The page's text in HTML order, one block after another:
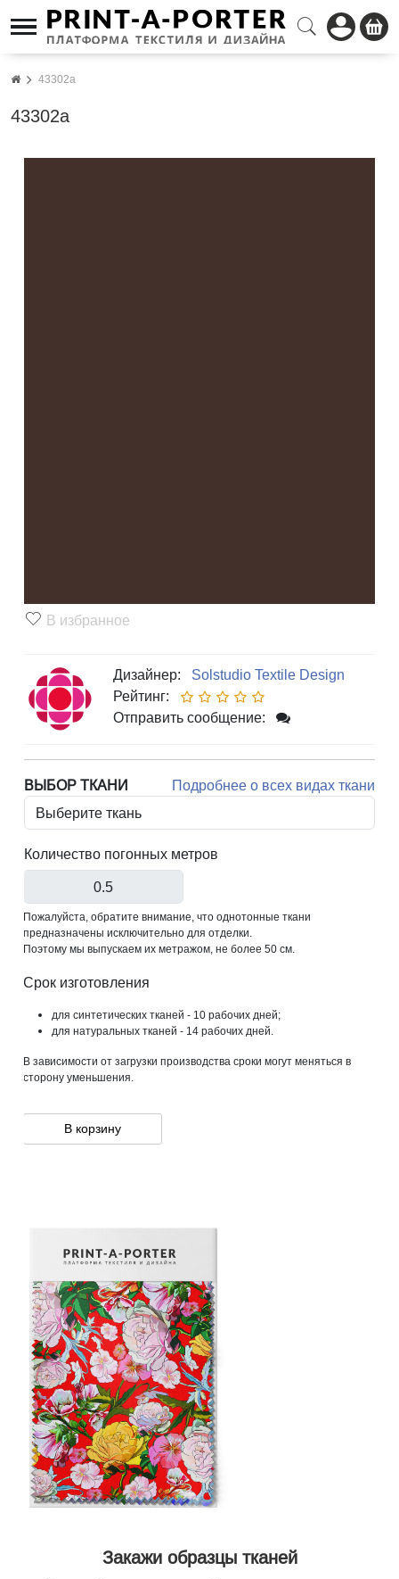
43302a
43302a
В избранное
Дизайнер:
Solstudio Textile Design
Рейтинг:
Отправить сообщение:
ВЫБОР ТКАНИ Подробнее о всех видах ткани
Количество погонных метров
Пожалуйста, обратите внимание, что однотонные ткани
предназначены исключительно для отделки.
Поэтому мы выпускаем их метражом, не более 50 см.
Срок изготовления
для синтетических тканей - 10 рабочих дней;
для натуральных тканей - 14 рабочих дней.
В зависимости от загрузки производства сроки могут меняться в
сторону уменьшения.
В корзину
Закажи образцы тканей